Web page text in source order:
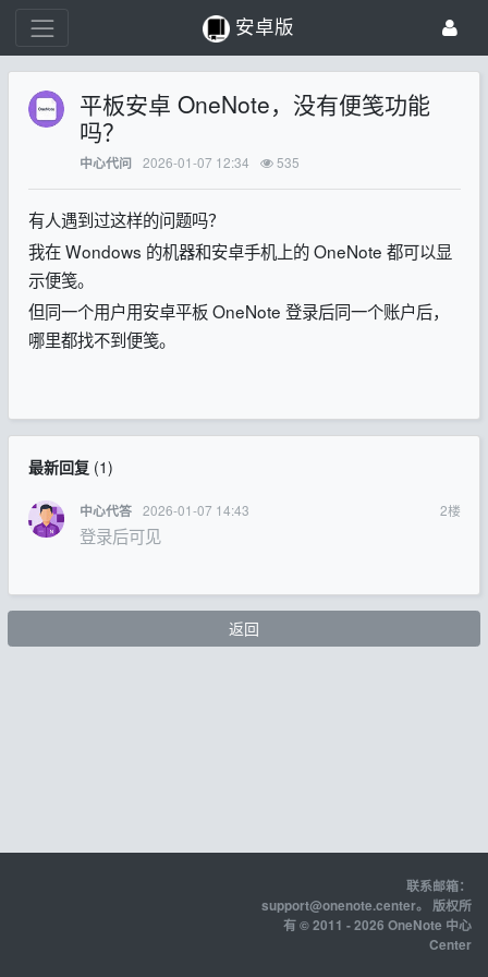
安卓版
平板安卓 OneNote，没有便笺功能
吗？
中心代问 2026-01-07 12:34 535
有人遇到过这样的问题吗？
我在 Wondows 的机器和安卓手机上的 OneNote 都可以显
示便笺。
但同一个用户用安卓平板 OneNote 登录后同一个账户后，
哪里都找不到便笺。
最新回复(1)
中心代答 2026-01-07 14:43 2楼
登录后可见
返回
联系邮箱：
support@onenote.center。 版权所
有 © 2011 - 2026 OneNote 中心
Center